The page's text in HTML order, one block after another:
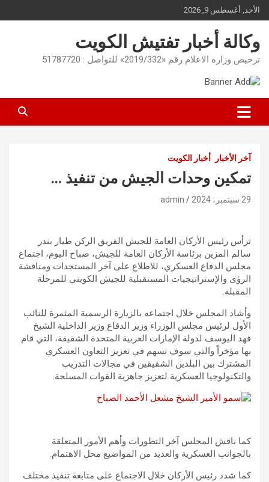
Skip
to
content
الأحد, أغسطس 9, 2026
وكالة أخبار تفتيش الكويت
ترخيص وزارة الاعلام رقم «2019/332» للتواصل : 51787720
آخر الأخبار أخبار الكويت
تمكين وحدات الجيش من تنفيذ …
29 سبتمبر، 2024 admin
ترأس رئيس الأركان العامة للجيش الفريق الركن طيار بندر
سالم المزين برئاسة الأركان العامة للجيش، صباح اليوم، اجتماع
مجلس الدفاع العسكري، للاطلاع على آخر المستجدات ومناقشة
الرؤى والإستراتيجيات المستقبلية للجيش الكويتي للمرحلة
المقبلة.
وأشاد المجلس خلال اجتماعه بالزيارة الرسمية المثمرة للنائب
الأول لرئيس مجلس الوزراء وزير الدفاع وزير الداخلية الشيخ
فهد اليوسف لدولة الإمارات العربية المتحدة الشقيقة، التي قام
بها مؤخراً والتي سوف تسهم في تعزيز التعاون العسكري
المشترك بين البلدين الشقيقين في مجالات التدريب
والتكنولوجيا العسكرية لتعزيز جاهزية القوات المسلحة.
كما ناقش المجلس آخر التطورات وأهم الأمور المتعلقة
بالجوانب العسكرية والعديد من المواضيع محل الاهتمام.
كما شدد رئيس الأركان خلال الاجتماع على متابعة تنفيذ مختلف